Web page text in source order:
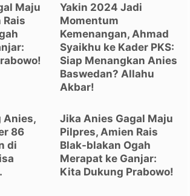
Maju
Rais
Yakin 2024 Jadi
Momentum
Kemenangan, Ahmad
Syaikhu ke Kader PKS:
Siap Menangkan Anies
Baswedan? Allahu
Akbar!
Anies,
86
di
Jika Anies Gagal Maju
Pilpres, Amien Rais
Blak-blakan Ogah
Merapat ke Ganjar:
Kita Dukung Prabowo!